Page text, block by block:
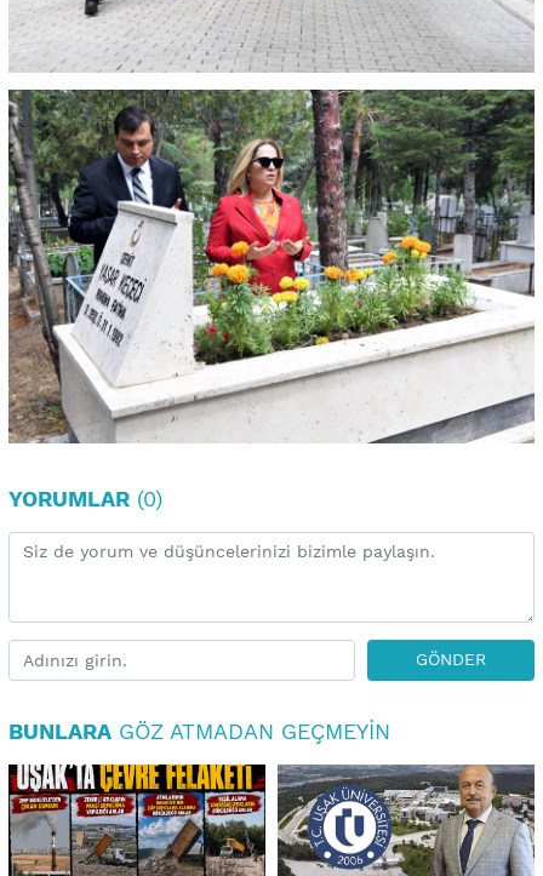
YORUMLAR (0)
GÖNDER
BUNLARA GÖZ ATMADAN GEÇMEYIN